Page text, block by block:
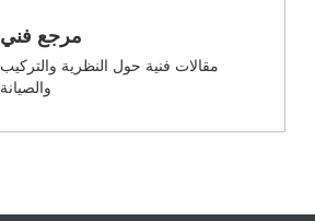
مرجع فني
مقالات فنية حول النظرية والتركيب
والصيانة